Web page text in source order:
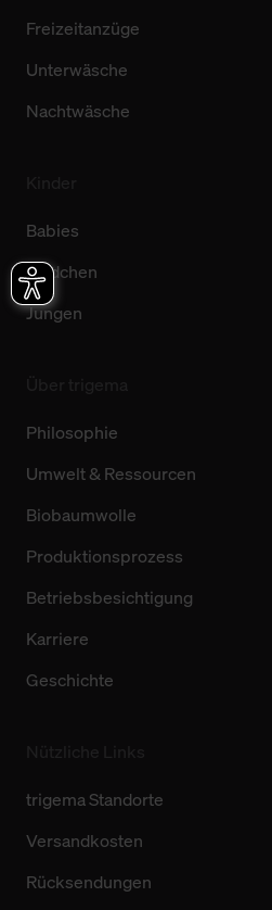
Freizeitanzüge
Unterwäsche
Nachtwäsche
Babies
Mädchen
Jungen
Philosophie
Umwelt & Ressourcen
Biobaumwolle
Produktionsprozess
Betriebsbesichtigung
Karriere
Geschichte
trigema Standorte
Versandkosten
Rücksendungen